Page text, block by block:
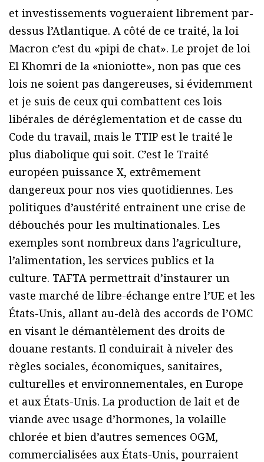
et investissements vogueraient librement par-
dessus l’Atlantique. A côté de ce traité, la loi
Macron c’est du «pipi de chat». Le projet de loi
El Khomri de la «nioniotte», non pas que ces
lois ne soient pas dangereuses, si évidemment
et je suis de ceux qui combattent ces lois
libérales de déréglementation et de casse du
Code du travail, mais le TTIP est le traité le
plus diabolique qui soit. C’est le Traité
européen puissance X, extrêmement
dangereux pour nos vies quotidiennes. Les
politiques d’austérité entrainent une crise de
débouchés pour les multinationales. Les
exemples sont nombreux dans l’agriculture,
l’alimentation, les services publics et la
culture. TAFTA permettrait d’instaurer un
vaste marché de libre-échange entre l’UE et les
États-Unis, allant au-delà des accords de l’OMC
en visant le démantèlement des droits de
douane restants. Il conduirait à niveler des
règles sociales, économiques, sanitaires,
culturelles et environnementales, en Europe
et aux États-Unis. La production de lait et de
viande avec usage d’hormones, la volaille
chlorée et bien d’autres semences OGM,
commercialisées aux États-Unis, pourraient